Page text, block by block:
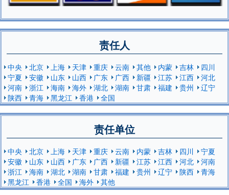
责任人
中央 北京 上海 天津 重庆 云南 其他 内蒙 吉林
四川
宁夏
安徽 山东 山西 广东 广西 新疆 江苏 江西
河北
河南
浙江 海南 海外 湖北 湖南 甘肃 福建 贵州
辽宁
陕西
青海 黑龙江 香港 全国
责任单位
中央 北京 上海 天津 重庆 云南 内蒙 吉林 四川
宁夏
安徽
山东 山西 广东 广西 新疆 江苏 江西 河北
河南
浙江
海南 湖北 湖南 甘肃 福建 贵州 辽宁 陕西
青海
黑龙江
香港 全国 海外 其他